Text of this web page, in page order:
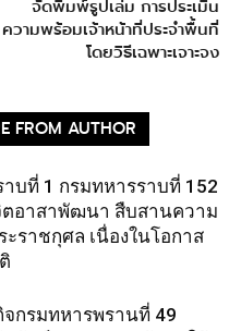
จัดพิมพ์รูปเล่ม การประเมิน
ความพร้อมเจ้าหน้าที่ประจำพื้นที่
โดยวิธีเฉพาะเจาะจง
FROM AUTHOR
บที่ 1 กรมทหารราบที่ 152
ตอาสาพัฒนา สืบสานความ
ะราชกุศล เนื่องในโอกาส
กรมทหารพรานที่ 49